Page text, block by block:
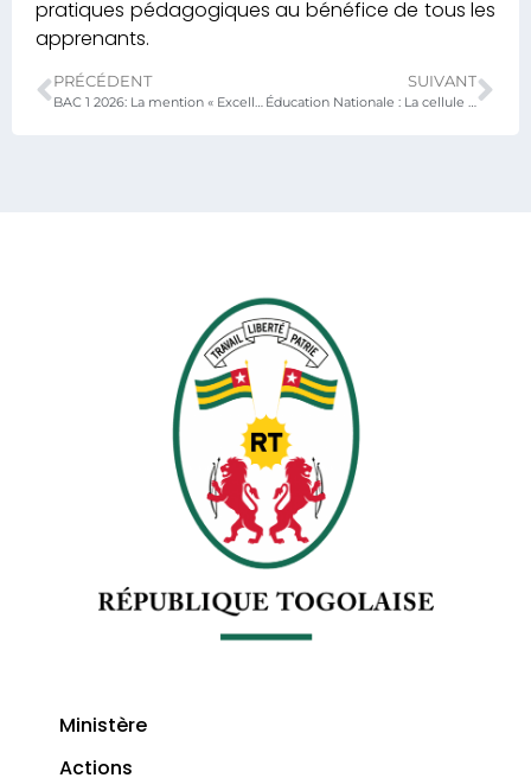
pratiques pédagogiques au bénéfice de tous les
apprenants.
PRÉCÉDENT
BAC 1 2026: La mention « Excellent » pour tirer vers le haut
SUIVANT
Éducation Nationale : La cellule genre a bouclé sa tournée de sensibilisation
Ministère
Actions